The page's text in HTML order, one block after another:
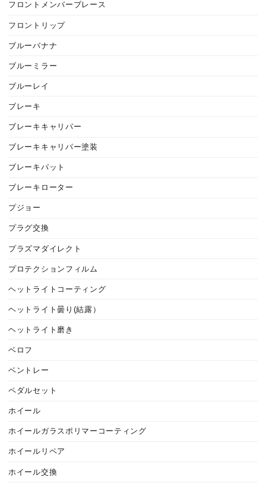
フロントメンバーブレース
フロントリップ
ブルーバナナ
ブルーミラー
ブルーレイ
ブレーキ
ブレーキキャリパー
ブレーキキャリパー塗装
ブレーキパット
ブレーキローター
プジョー
プラグ交換
プラズマダイレクト
プロテクションフィルム
ヘットライトコーティング
ヘットライト曇り(結露）
ヘットライト磨き
ベロフ
ベントレー
ペダルセット
ホイール
ホイールガラスポリマーコーティング
ホイールリペア
ホイール交換